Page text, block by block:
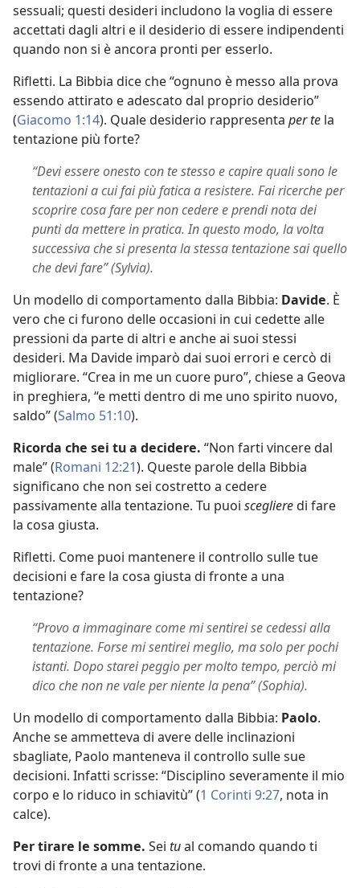
sessuali; questi desideri includono la voglia di essere
accettati dagli altri e il desiderio di essere indipendenti
quando non si è ancora pronti per esserlo.
Rifletti. La Bibbia dice che “ognuno è messo alla prova
essendo attirato e adescato dal proprio desiderio”
(Giacomo 1:14). Quale desiderio rappresenta per te la
tentazione più forte?
“Devi essere onesto con te stesso e capire quali sono le
tentazioni a cui fai più fatica a resistere. Fai ricerche per
scoprire cosa fare per non cedere e prendi nota dei
punti da mettere in pratica. In questo modo, la volta
successiva che si presenta la stessa tentazione sai quello
che devi fare” (Sylvia).
Un modello di comportamento dalla Bibbia: Davide. È
vero che ci furono delle occasioni in cui cedette alle
pressioni da parte di altri e anche ai suoi stessi
desideri. Ma Davide imparò dai suoi errori e cercò di
migliorare. “Crea in me un cuore puro”, chiese a Geova
in preghiera, “e metti dentro di me uno spirito nuovo,
saldo” (Salmo 51:10).
Ricorda che sei tu a decidere. “Non farti vincere dal
male” (Romani 12:21). Queste parole della Bibbia
significano che non sei costretto a cedere
passivamente alla tentazione. Tu puoi sceglieredi fare
la cosa giusta.
Rifletti. Come puoi mantenere il controllo sulle tue
decisioni e fare la cosa giusta di fronte a una
tentazione?
“Provo a immaginare come mi sentirei se cedessi alla
tentazione. Forse mi sentirei meglio, ma solo per pochi
istanti. Dopo starei peggio per molto tempo, perciò mi
dico che non ne vale per niente la pena” (Sophia).
Un modello di comportamento dalla Bibbia: Paolo.
Anche se ammetteva di avere delle inclinazioni
sbagliate, Paolo manteneva il controllo sulle sue
decisioni. Infatti scrisse: “Disciplino severamente il mio
corpo e lo riduco in schiavitù” (1 Corinti 9:27, nota in
calce).
Per tirare le somme. Sei tual comando quando ti
trovi di fronte a una tentazione.